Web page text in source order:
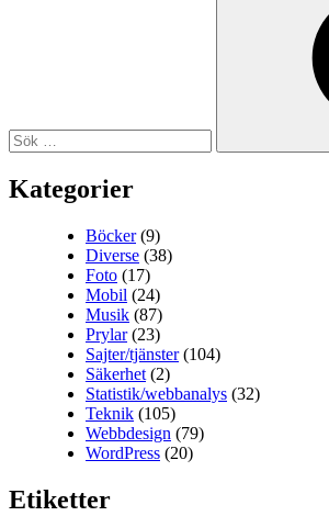
Kategorier
Böcker(9)
Diverse (38)
Foto (17)
Mobil (24)
Musik (87)
Prylar(23)
Sajter/tjänster(104)
Säkerhet (2)
Statistik/webbanalys (32)
Teknik (105)
Webbdesign (79)
WordPress (20)
Etiketter